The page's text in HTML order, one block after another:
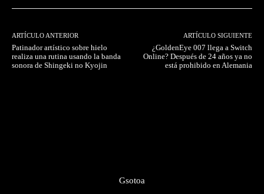
ARTÍCULO ANTERIOR
Patinador artístico sobre hielo
realiza una rutina usando la banda
sonora de Shingeki no Kyojin
ARTÍCULO SIGUIENTE
¿GoldenEye 007 llega a Switch
Online? Después de 24 años ya no
está prohibido en Alemania
Gsotoa